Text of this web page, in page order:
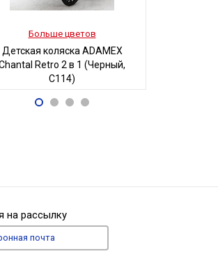
Больше цветов
Детская коляска ADAMEX
Retro 2 в 1 (Черный,
C114)
68 700 Р
на рассылку